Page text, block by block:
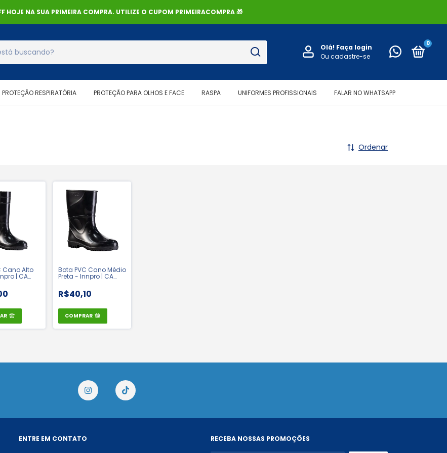
HOJE NA SUA PRIMEIRA COMPRA. UTILIZE O CUPOM PRIMEIRACOMPRA 🎁
Olá! Faça login
Ou cadastre-se
0
PROTEÇÃO RESPIRATÓRIA PROTEÇÃO PARA OLHOS E FACE RASPA UNIFORMES PROFISSIONAIS FALAR NO WHATSAPP
Ordenar
Cano Alto
| CA
Bota PVC Cano Médio
Preta - Innpro | CA
R$40,10
COMPRAR
ENTRE EM CONTATO RECEBA NOSSAS PROMOÇÕES